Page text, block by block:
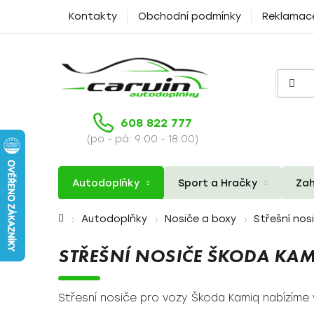
Kontakty Obchodní podmínky
608 822 777
(po - pá: 9:00 - 18:00)
Autodoplňky Sport a Hračky
Domů Autodoplňky Nosiče a boxy Střešní
STŘEŠNÍ NOSIČE ŠKODA
Střesní nosiče pro vozy Škoda Kamiq